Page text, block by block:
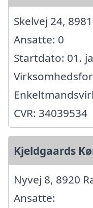
Skelvej 24,
Ansatte: 0
Startdato: 01.
CVR: 34039534
Kjeldgaards
Nyvej 8, 8920
Ansatte: